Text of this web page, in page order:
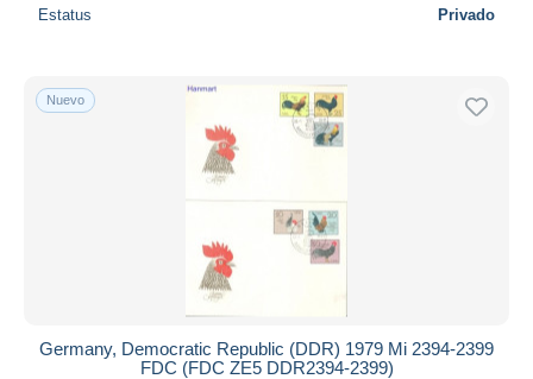
Estatus Privado
Nuevo
Germany, Democratic Republic (DDR) 1979 Mi 2394-2399
FDC (FDC ZE5 DDR2394-2399)